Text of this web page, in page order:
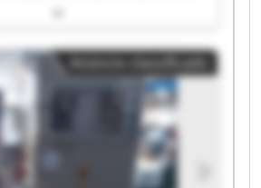
GmbH SK Maschinen-Service
GmbH SK Maschinen-Service
Service GmbH SK
GmbH SK Maschinen-Service
Service GmbH SK
GmbH SK Maschinen-Service
Service GmbH SK
GmbH SK Maschinen-Service
Service GmbH SK